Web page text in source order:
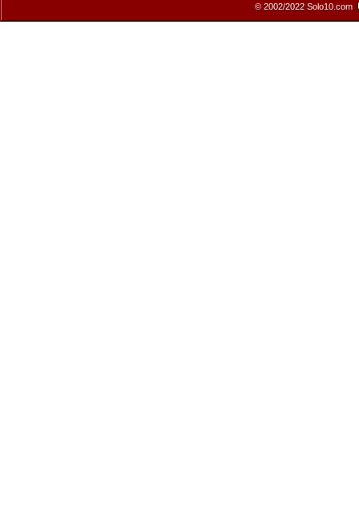
© 2002/2022 Solo10.com